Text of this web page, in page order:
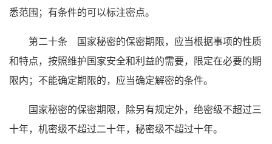
悉范围；有条件的可以标注密点。
第二十条 国家秘密的保密期限，应当根据事项的性质
和特点，按照维护国家安全和利益的需要，限定在必要的期
限内；不能确定期限的，应当确定解密的条件。
国家秘密的保密期限，除另有规定外，绝密级不超过三
十年，机密级不超过二十年，秘密级不超过十年。